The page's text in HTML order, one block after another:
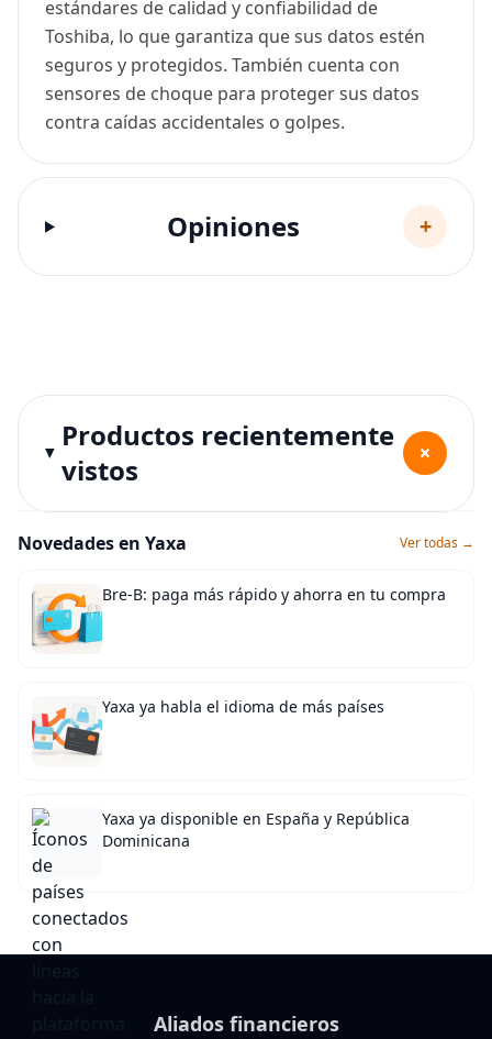
estándares de calidad y confiabilidad de
Toshiba, lo que garantiza que sus datos estén
seguros y protegidos. También cuenta con
sensores de choque para proteger sus datos
contra caídas accidentales o golpes.
Opiniones +
Productos recientemente
vistos
+
Novedades en Yaxa Ver todas →
Bre-B: paga más rápido y ahorra en tu compra
Yaxa ya habla el idioma de más países
Yaxa ya disponible en España y República
Dominicana
Aliados financieros